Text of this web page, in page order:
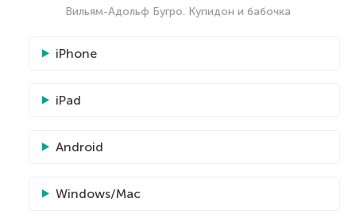
Вильям-Адольф Бугро. Купидон и бабочка
iPhone
iPad
Android
Windows/Mac